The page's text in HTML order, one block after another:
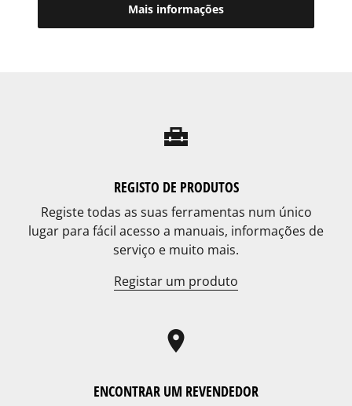
Mais informações
home_repair_service
REGISTO DE PRODUTOS
Registe todas as suas ferramentas num único
lugar para fácil acesso a manuais, informações de
serviço e muito mais.
Registar um produto
location_on
ENCONTRAR UM REVENDEDOR